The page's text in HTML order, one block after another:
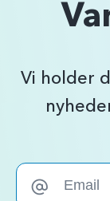
Vi holder